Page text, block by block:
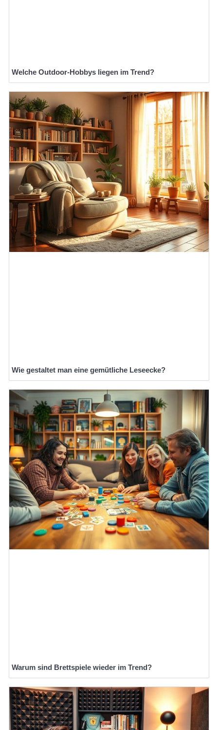
Welche Outdoor-Hobbys liegen im Trend?
Wie gestaltet man eine gemütliche Leseecke?
Warum sind Brettspiele wieder im Trend?